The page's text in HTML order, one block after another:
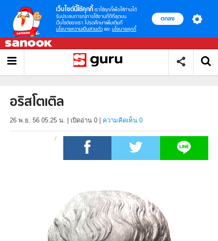
เว็บไซต์นี้ใช้คุกกี้ เราใช้คุกกี้เพื่อให้ท่านได้
รับประสบการณ์การใช้งานที่ดีที่สุดบน
เว็บไซต์ของเรา โปรดศึกษาเพิ่มเติมที่
นโยบายความเป็นส่วนตัว และ นโยบายคุกกี้
ตกลง
อริสโตเติล
26 พ.ย. 56 05.25 น. เปิดอ่าน 0 ความคิดเห็น 0